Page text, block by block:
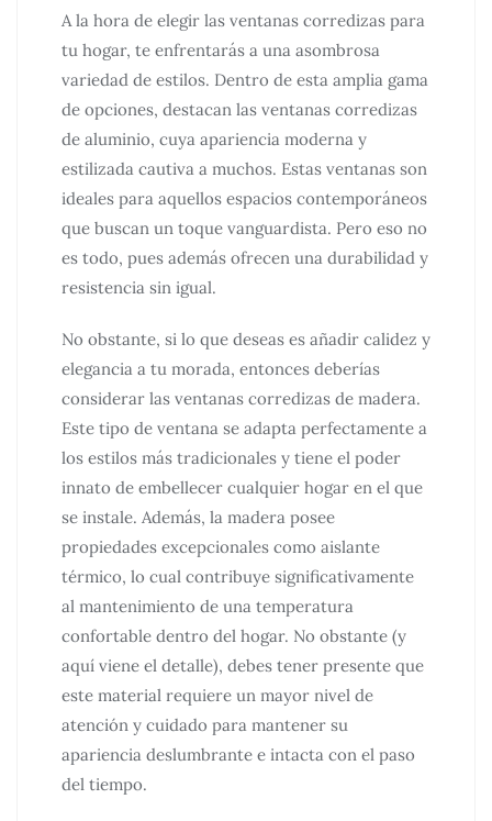
A la hora de elegir las ventanas corredizas para
tu hogar, te enfrentarás a una asombrosa
variedad de estilos. Dentro de esta amplia gama
de opciones, destacan las ventanas corredizas
de aluminio, cuya apariencia moderna y
estilizada cautiva a muchos. Estas ventanas son
ideales para aquellos espacios contemporáneos
que buscan un toque vanguardista. Pero eso no
es todo, pues además ofrecen una durabilidad y
resistencia sin igual.
No obstante, si lo que deseas es añadir calidez y
elegancia a tu morada, entonces deberías
considerar las ventanas corredizas de madera.
Este tipo de ventana se adapta perfectamente a
los estilos más tradicionales y tiene el poder
innato de embellecer cualquier hogar en el que
se instale. Además, la madera posee
propiedades excepcionales como aislante
térmico, lo cual contribuye significativamente
al mantenimiento de una temperatura
confortable dentro del hogar. No obstante (y
aquí viene el detalle), debes tener presente que
este material requiere un mayor nivel de
atención y cuidado para mantener su
apariencia deslumbrante e intacta con el paso
del tiempo.